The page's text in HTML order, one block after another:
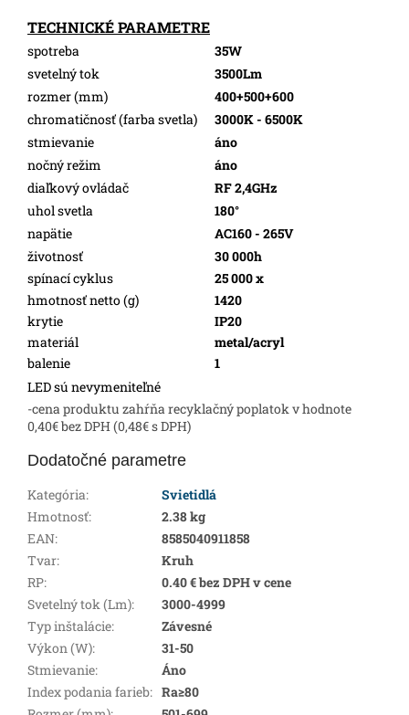
TECHNICKÉ PARAMETRE
spotreba
35W
svetelný tok
3500Lm
rozmer (mm)
400+500+600
chromatičnosť (farba svetla)
3000K - 6500K
stmievanie
áno
nočný režim
áno
diaľkový ovládač
RF 2,4GHz
uhol svetla
180°
napätie
AC160 - 265V
životnosť
30 000h
spínací cyklus
25 000 x
hmotnosť netto (g)
1420
krytie
IP20
materiál
metal/acryl
balenie
1
LED sú nevymeniteľné
-cena produktu zahŕňa recyklačný poplatok v hodnote
0,40€ bez DPH (0,48€ s DPH)
Dodatočné parametre
Kategória:
Svietidlá
Hmotnosť:
2.38 kg
EAN:
8585040911858
Tvar:
Kruh
RP:
0.40 € bez DPH v cene
Svetelný tok (Lm):
3000-4999
Typ inštalácie:
Závesné
Výkon (W):
31-50
Stmievanie:
Áno
Index podania farieb: Ra≥80